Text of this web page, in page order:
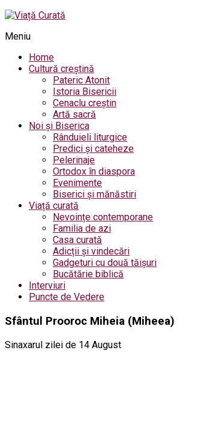
Meniu
Home
Cultură creștină
Pateric Atonit
Istoria Bisericii
Cenaclu creștin
Artă sacră
Noi și Biserica
Rânduieli liturgice
Predici și cateheze
Pelerinaje
Ortodox în diaspora
Evenimente
Biserici și mănăstiri
Viață curată
Nevoințe contemporane
Familia de azi
Casa curată
Adicții și vindecări
Gadgeturi cu două tăișuri
Bucătărie biblică
Interviuri
Puncte de Vedere
Sfântul Prooroc Miheia (Miheea)
Sinaxarul zilei de 14 August